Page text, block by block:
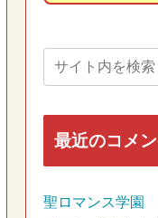
最近のコメ
聖ロマンス学園